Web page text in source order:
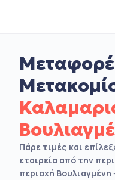
Πάρε τιμές και
εταιρεία από την
περιοχή Βουλιαγμένη